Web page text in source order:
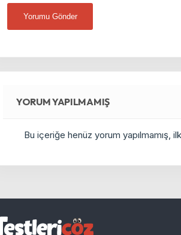
YORUM YAPILMAMIŞ
Bu içeriğe henüz yorum yapılmamış,